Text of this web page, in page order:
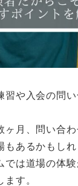
習や入会の問
ヶ月、問い合
あるかもしれ
では道場の体
す。